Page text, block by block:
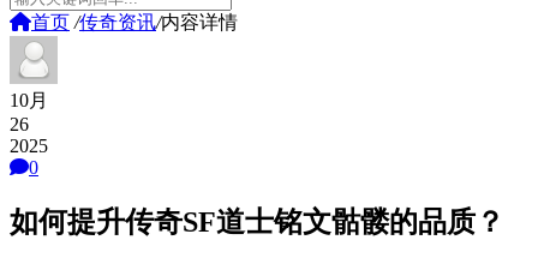
首页 /传奇资讯/内容详情
10月
26
2025
0
如何提升传奇SF道士铭文骷髅的品质？